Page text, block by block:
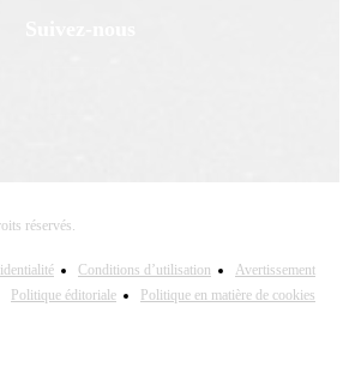
réservés.
Conditions d’utilisation
Avertissement
Politique éditoriale
Politique en matière de cookies